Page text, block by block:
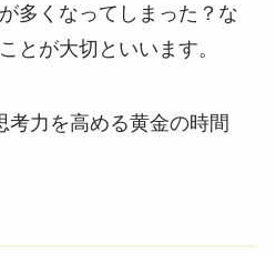
多くなってしまった？な
とが大切といいます。
考力を高める黄金の時間